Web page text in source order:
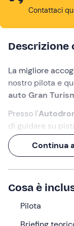
Contattaci
Descrizione
La migliore
nostro pilota e
auto Gran
Presso l'
di guidare su
Huracan Avioe
Ufficiale Rally
Al termine
ore, riceverai un
di questa
Continua
Cosa è
Pilota